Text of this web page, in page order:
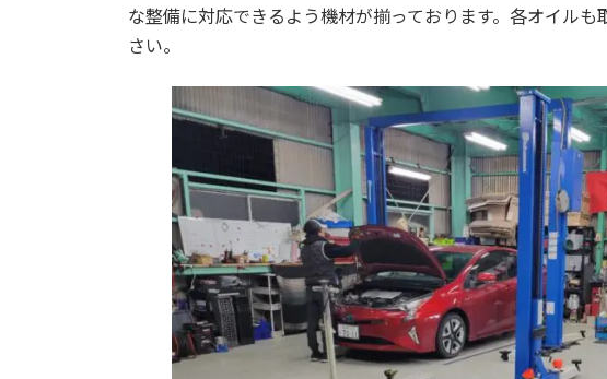
な整備に対応できるよう機材が揃っております。各オイル
さい。